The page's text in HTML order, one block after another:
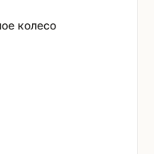
колесо